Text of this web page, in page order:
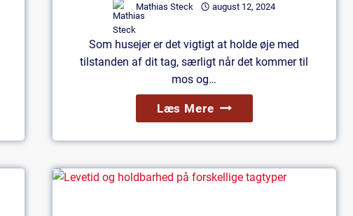
Mathias Steck august 12, 2024
Som husejer er det vigtigt at holde øje med
tilstanden af dit tag, særligt når det kommer til
mos og…
Læs MereRensning
Af
Tag
For
Mos: